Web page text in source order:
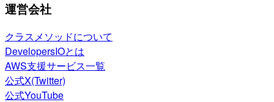
運営会社
クラスメソッドについて
DevelopersIOとは
AWS支援サービス一覧
公式X(Twitter)
公式YouTube